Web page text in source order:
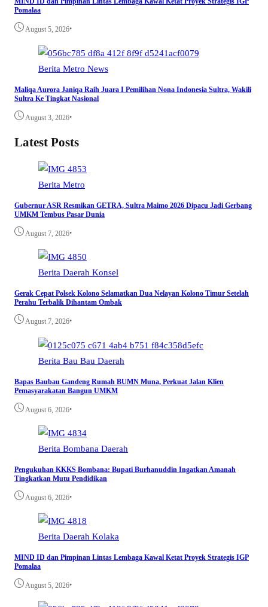
Pomalaa
August 5, 2026•
Berita Metro News
Maliqa Aurora Janiqa Raih Juara I Pemilihan Nona Indonesia Sultra, Wakili
Sultra Ke Tingkat Nasional
August 3, 2026•
Latest Posts
Berita Metro
Gubernur ASR Resmikan GETRA, Sultra Maimo 2026 Dipacu Jadi Gerbang
UMKM Tembus Pasar Dunia
August 7, 2026•
Berita Daerah Konsel
Gerak Cepat Polsek Kolono Selamatkan Dua Nelayan Kolono Timur Setelah
Perahu Terbalik Dihantam Ombak
August 7, 2026•
Berita Bau Bau Daerah
Bapas Baubau Gandeng Rumah BUMN Muna, Perkuat Jalan Klien
Pemasyarakatan Bangun UMKM
August 6, 2026•
Berita Bombana Daerah
Pengukuhan KKKS Bombana: Bupati Burhanuddin Ingatkan Amanah
Tingkatkan Mutu Pendidikan
August 6, 2026•
Berita Daerah Kolaka
MIND ID dan Pimpinan Lintas Lembaga Kawal Ketat Proyek Strategis IGP
Pomalaa
August 5, 2026•